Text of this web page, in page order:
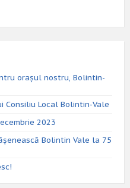
orașul nostru, Bolintin-
Consiliu Local Bolintin-Vale
2023
Bolintin Vale la 75